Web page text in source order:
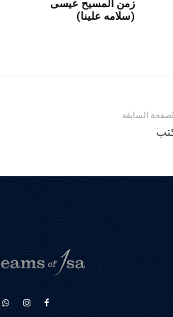
زمن المسيح عيسى
(سلامه علينا)
السابقة